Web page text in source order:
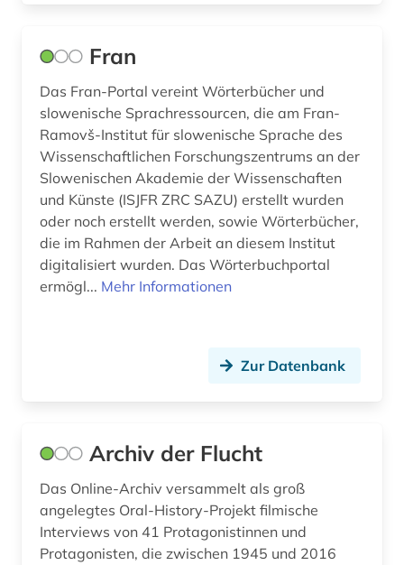
Fran
Das Fran-Portal vereint Wörterbücher und
slowenische Sprachressourcen, die am Fran-
Ramovš-Institut für slowenische Sprache des
Wissenschaftlichen Forschungszentrums an der
Slowenischen Akademie der Wissenschaften
und Künste (ISJFR ZRC SAZU) erstellt wurden
oder noch erstellt werden, sowie Wörterbücher,
die im Rahmen der Arbeit an diesem Institut
digitalisiert wurden. Das Wörterbuchportal
ermögl... Mehr Informationen
Zur Datenbank
Archiv der Flucht
Das Online-Archiv versammelt als groß
angelegtes Oral-History-Projekt filmische
Interviews von 41 Protagonistinnen und
Protagonisten, die zwischen 1945 und 2016